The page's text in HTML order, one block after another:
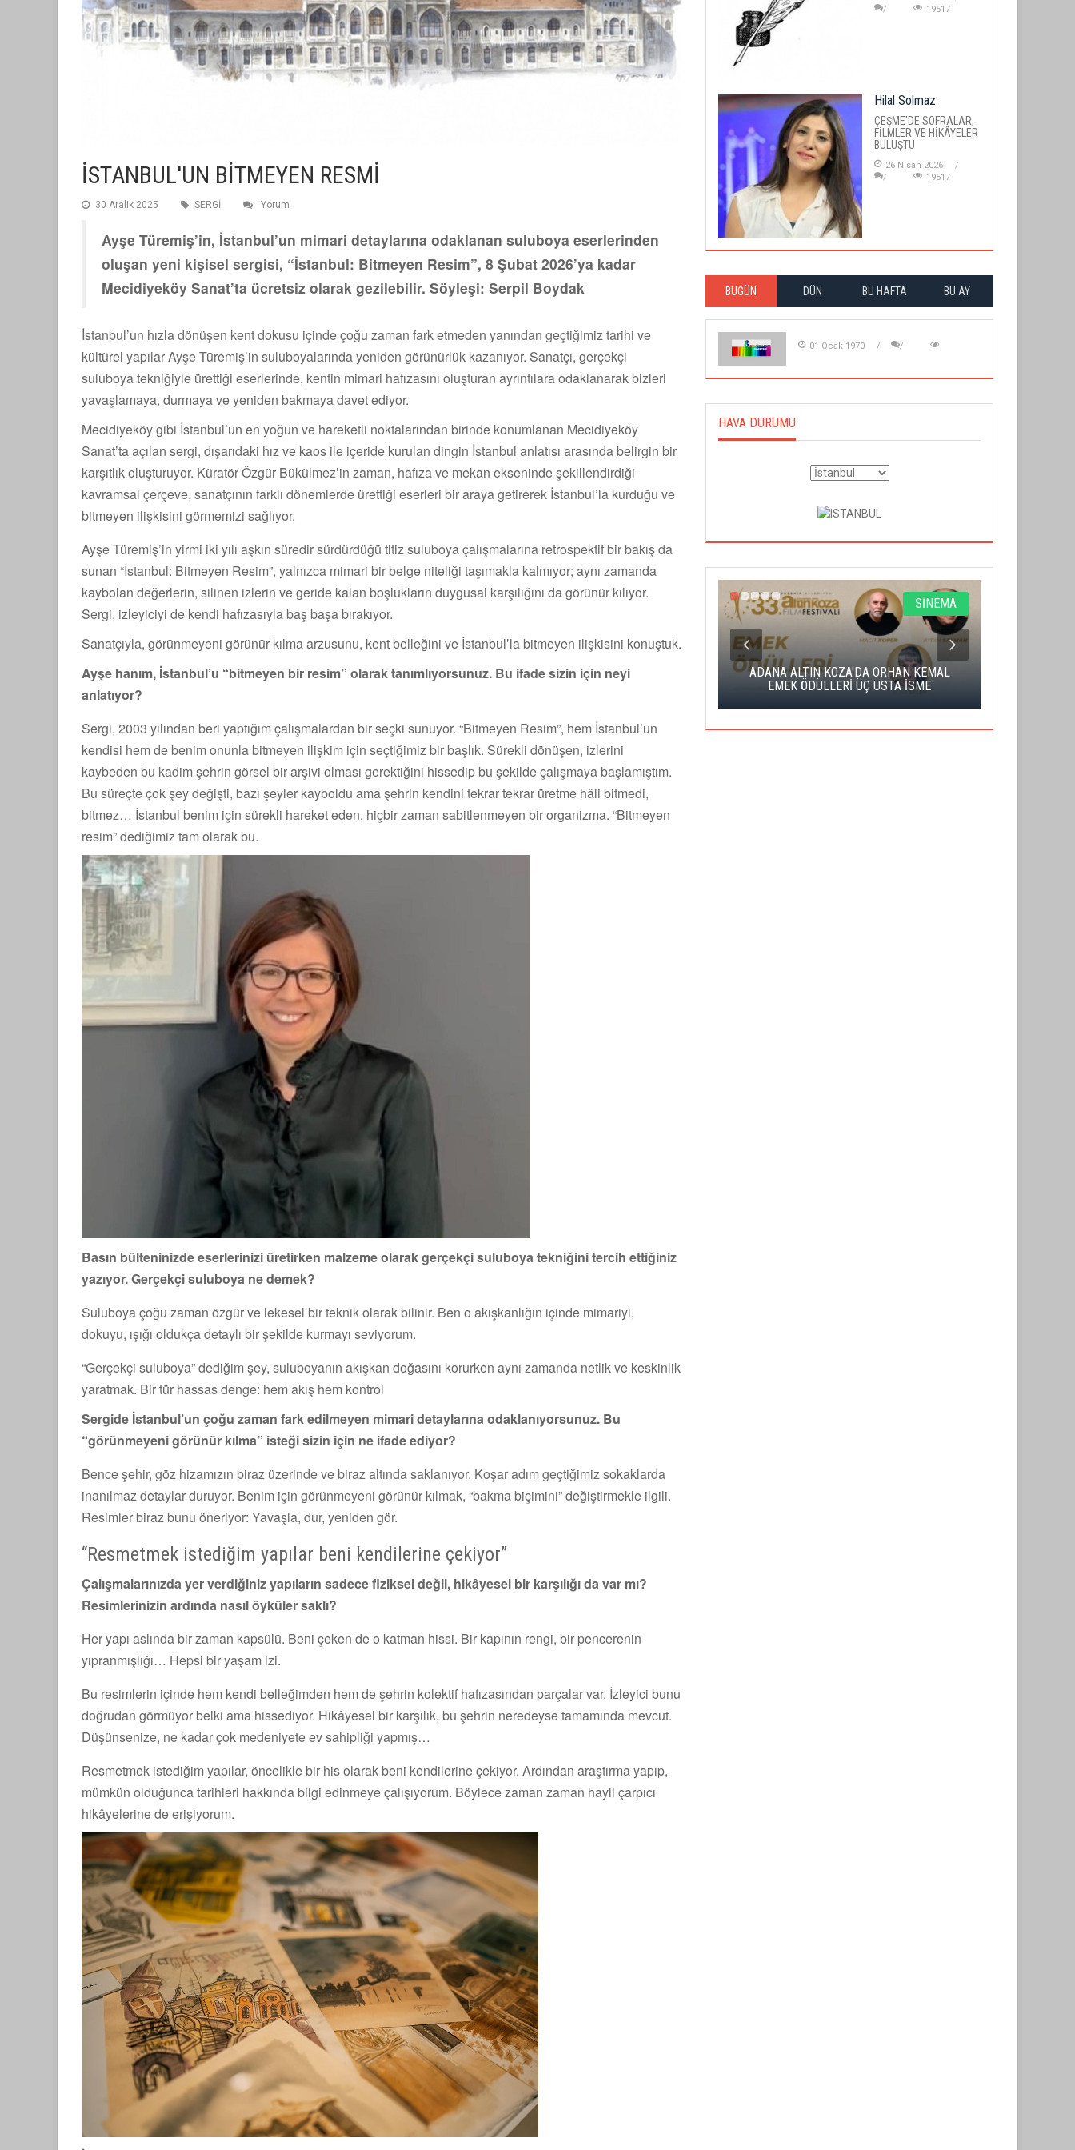
İSTANBUL'UN BİTMEYEN RESMİ
30 Aralik 2025 SERGİ Yorum
Ayşe Türemiş’in, İstanbul’un mimari detaylarına odaklanan suluboya eserlerinden
oluşan yeni kişisel sergisi, “İstanbul: Bitmeyen Resim”, 8 Şubat 2026’ya kadar
Mecidiyeköy Sanat’ta ücretsiz olarak gezilebilir. Söyleşi: Serpil Boydak
İstanbul’un hızla dönüşen kent dokusu içinde çoğu zaman fark etmeden yanından geçtiğimiz tarihi ve
kültürel yapılar Ayşe Türemiş’in suluboyalarında yeniden görünürlük kazanıyor. Sanatçı, gerçekçi
suluboya tekniğiyle ürettiği eserlerinde, kentin mimari hafızasını oluşturan ayrıntılara odaklanarak bizleri
yavaşlamaya, durmaya ve yeniden bakmaya davet ediyor.
Mecidiyeköy gibi İstanbul’un en yoğun ve hareketli noktalarından birinde konumlanan Mecidiyeköy
Sanat’ta açılan sergi, dışarıdaki hız ve kaos ile içeride kurulan dingin İstanbul anlatısı arasında belirgin bir
karşıtlık oluşturuyor. Küratör Özgür Bükülmez’in zaman, hafıza ve mekan ekseninde şekillendirdiği
kavramsal çerçeve, sanatçının farklı dönemlerde ürettiği eserleri bir araya getirerek İstanbul’la kurduğu ve
bitmeyen ilişkisini görmemizi sağlıyor.
Ayşe Türemiş’in yirmi iki yılı aşkın süredir sürdürdüğü titiz suluboya çalışmalarına retrospektif bir bakış da
sunan “İstanbul: Bitmeyen Resim”, yalnızca mimari bir belge niteliği taşımakla kalmıyor; aynı zamanda
kaybolan değerlerin, silinen izlerin ve geride kalan boşlukların duygusal karşılığını da görünür kılıyor.
Sergi, izleyiciyi de kendi hafızasıyla baş başa bırakıyor.
Sanatçıyla, görünmeyeni görünür kılma arzusunu, kent belleğini ve İstanbul’la bitmeyen ilişkisini konuştuk.
Ayşe hanım, İstanbul’u “bitmeyen bir resim” olarak tanımlıyorsunuz. Bu ifade sizin için neyi
anlatıyor?
Sergi, 2003 yılından beri yaptığım çalışmalardan bir seçki sunuyor. “Bitmeyen Resim”, hem İstanbul’un
kendisi hem de benim onunla bitmeyen ilişkim için seçtiğimiz bir başlık. Sürekli dönüşen, izlerini
kaybeden bu kadim şehrin görsel bir arşivi olması gerektiğini hissedip bu şekilde çalışmaya başlamıştım.
Bu süreçte çok şey değişti, bazı şeyler kayboldu ama şehrin kendini tekrar tekrar üretme hâli bitmedi,
bitmez… İstanbul benim için sürekli hareket eden, hiçbir zaman sabitlenmeyen bir organizma. “Bitmeyen
resim” dediğimiz tam olarak bu.
Basın bülteninizde eserlerinizi üretirken malzeme olarak gerçekçi suluboya tekniğini tercih ettiğiniz
yazıyor. Gerçekçi suluboya ne demek?
Suluboya çoğu zaman özgür ve lekesel bir teknik olarak bilinir. Ben o akışkanlığın içinde mimariyi,
dokuyu, ışığı oldukça detaylı bir şekilde kurmayı seviyorum.
“Gerçekçi suluboya” dediğim şey, suluboyanın akışkan doğasını korurken aynı zamanda netlik ve keskinlik
yaratmak. Bir tür hassas denge: hem akış hem kontrol
Sergide İstanbul’un çoğu zaman fark edilmeyen mimari detaylarına odaklanıyorsunuz. Bu
“görünmeyeni görünür kılma” isteği sizin için ne ifade ediyor?
Bence şehir, göz hizamızın biraz üzerinde ve biraz altında saklanıyor. Koşar adım geçtiğimiz sokaklarda
inanılmaz detaylar duruyor. Benim için görünmeyeni görünür kılmak, “bakma biçimini” değiştirmekle ilgili.
Resimler biraz bunu öneriyor: Yavaşla, dur, yeniden gör.
“Resmetmek istediğim yapılar beni kendilerine çekiyor”
Çalışmalarınızda yer verdiğiniz yapıların sadece fiziksel değil, hikâyesel bir karşılığı da var mı?
Resimlerinizin ardında nasıl öyküler saklı?
Her yapı aslında bir zaman kapsülü. Beni çeken de o katman hissi. Bir kapının rengi, bir pencerenin
yıpranmışlığı… Hepsi bir yaşam izi.
Bu resimlerin içinde hem kendi belleğimden hem de şehrin kolektif hafızasından parçalar var. İzleyici bunu
doğrudan görmüyor belki ama hissediyor. Hikâyesel bir karşılık, bu şehrin neredeyse tamamında mevcut.
Düşünsenize, ne kadar çok medeniyete ev sahipliği yapmış…
Resmetmek istediğim yapılar, öncelikle bir his olarak beni kendilerine çekiyor. Ardından araştırma yapıp,
mümkün olduğunca tarihleri hakkında bilgi edinmeye çalışıyorum. Böylece zaman zaman hayli çarpıcı
hikâyelerine de erişiyorum.
19517
Hilal Solmaz
ÇEŞME'DE SOFRALAR,
FİLMLER VE HİKÂYELER
BULUŞTU
26 Nisan 2026
19517
BUGÜN DÜN BU HAFTA BU AY
01 Ocak 1970
HAVA DURUMU
ALTIN KOZA'NIN ONUR ÖDÜLLERİ FERZAN
ÖZPETEK VE VAHİDE PERÇİN'İN
SİNEMA
ADANA ALTIN KOZA'DA ORHAN KEMAL
EMEK ÖDÜLLERİ ÜÇ USTA İSME